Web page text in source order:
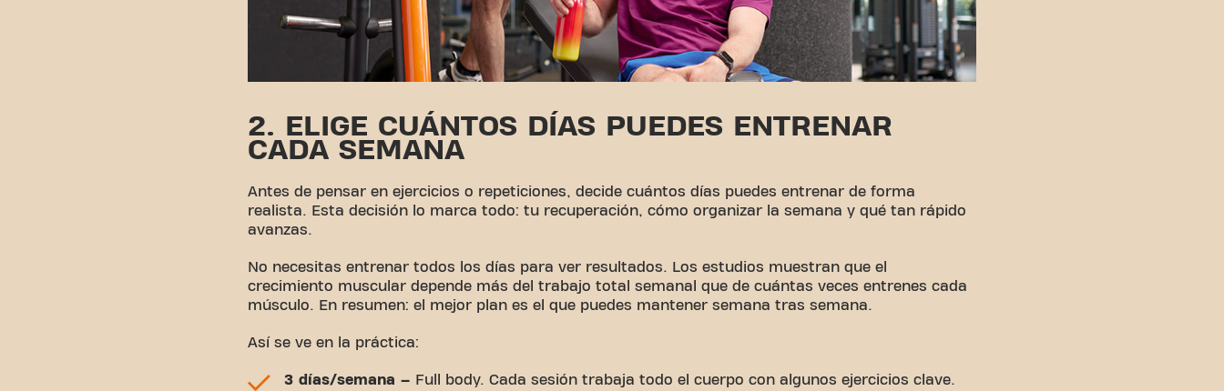
2. ELIGE CUÁNTOS DÍAS PUEDES ENTRENAR
CADA SEMANA
Antes de pensar en ejercicios o repeticiones, decide cuántos días puedes entrenar de forma
realista. Esta decisión lo marca todo: tu recuperación, cómo organizar la semana y qué tan rápido
avanzas.
No necesitas entrenar todos los días para ver resultados. Los estudios muestran que el
crecimiento muscular depende más del trabajo total semanal que de cuántas veces entrenes cada
músculo. En resumen: el mejor plan es el que puedes mantener semana tras semana.
Así se ve en la práctica:
3 días/semana – Full body. Cada sesión trabaja todo el cuerpo con algunos ejercicios clave.